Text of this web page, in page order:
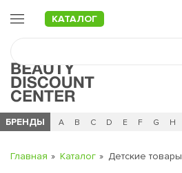
КАТАЛОГ
БРЕНДЫ
Ч 0 - 9 A B C D E F G H
Главная Каталог Детские товары